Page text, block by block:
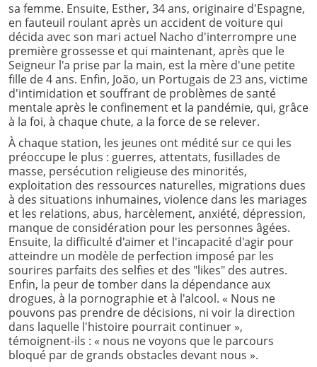
sa femme. Ensuite, Esther, 34 ans, originaire d'Espagne,
en fauteuil roulant après un accident de voiture qui
décida avec son mari actuel Nacho d'interrompre une
première grossesse et qui maintenant, après que le
Seigneur l'a prise par la main, est la mère d'une petite
fille de 4 ans. Enfin, João, un Portugais de 23 ans, victime
d'intimidation et souffrant de problèmes de santé
mentale après le confinement et la pandémie, qui, grâce
à la foi, à chaque chute, a la force de se relever.
À chaque station, les jeunes ont médité sur ce qui les
préoccupe le plus : guerres, attentats, fusillades de
masse, persécution religieuse des minorités,
exploitation des ressources naturelles, migrations dues
à des situations inhumaines, violence dans les mariages
et les relations, abus, harcèlement, anxiété, dépression,
manque de considération pour les personnes âgées.
Ensuite, la difficulté d'aimer et l'incapacité d'agir pour
atteindre un modèle de perfection imposé par les
sourires parfaits des selfies et des "likes" des autres.
Enfin, la peur de tomber dans la dépendance aux
drogues, à la pornographie et à l'alcool. « Nous ne
pouvons pas prendre de décisions, ni voir la direction
dans laquelle l'histoire pourrait continuer »,
témoignent-ils : « nous ne voyons que le parcours
bloqué par de grands obstacles devant nous ».